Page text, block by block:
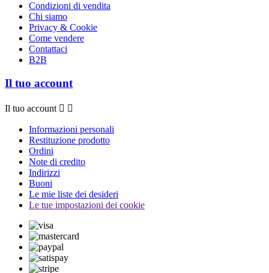
Condizioni di vendita
Chi siamo
Privacy & Cookie
Come vendere
Contattaci
B2B
Il tuo account
Il tuo account  
Informazioni personali
Restituzione prodotto
Ordini
Note di credito
Indirizzi
Buoni
Le mie liste dei desideri
Le tue impostazioni dei cookie